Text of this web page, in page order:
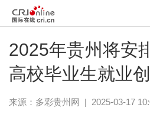
2025年贵州将安
高校毕业生就业
来源： 多彩贵州网 | 2025-03-17